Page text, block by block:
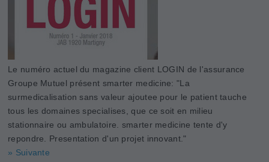
Le numéro actuel du magazine client LOGIN de l'assurance
Groupe Mutuel présent smarter medicine: "La
surmedicalisation sans valeur ajoutee pour le patient tauche
tous les domaines specialises, que ce soit en milieu
stationnaire ou ambulatoire. smarter medicine tente d'y
repondre. Presentation d'un projet innovant."
» Suivante